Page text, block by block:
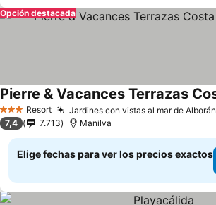
Opción destacada
3 EstrellasResort Jardines con vistas al mar de Alborán
7,4 7.713 Manilva
Elige fechas para ver los precios exactos